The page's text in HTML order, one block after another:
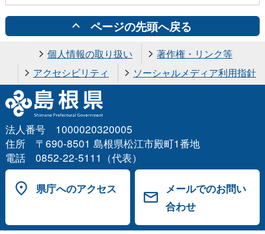
ページの先頭へ戻る
個人情報の取り扱い
著作権・リンク等
アクセシビリティ
ソーシャルメディア利用指針
法人番号 1000020320005
住所 〒690-8501 島根県松江市殿町1番地
電話 0852-22-5111（代表）
県庁へのアクセス
メールでのお問い
合わせ